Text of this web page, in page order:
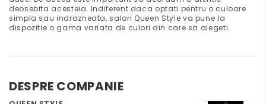
deosebita acesteia. Indiferent daca optati pentru o culoare
simpla sau indrazneata, salon Queen Style va pune la
dispozitie o gama variata de culori din care sa alegeti.
DESPRE COMPANIE